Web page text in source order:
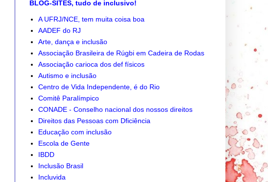
BLOG-SITES, tudo de inclusivo!
A UFRJ/NCE, tem muita coisa boa
AADEF do RJ
Arte, dança e inclusão
Associação Brasileira de Rúgbi em Cadeira de Rodas
Associação carioca dos def físicos
Autismo e inclusão
Centro de Vida Independente, é do Rio
Comitê Paralímpico
CONADE - Conselho nacional dos nossos direitos
Direitos das Pessoas com Dficiência
Educação com inclusão
Escola de Gente
IBDD
Inclusão Brasil
Incluvida